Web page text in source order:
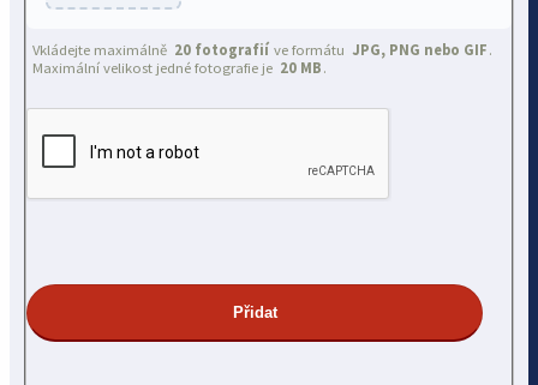
Vkládejte maximálně 20 fotografií ve formátu JPG, PNG nebo GIF .
Maximální velikost jedné fotografie je 20 MB .